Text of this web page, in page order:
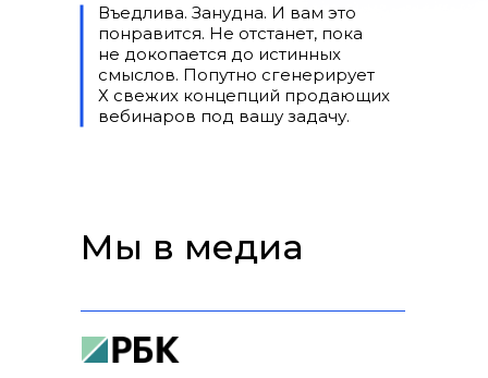
Въедлива. Занудна. И вам это
понравится. Не отстанет, пока
не докопается до истинных
смыслов. Попутно сгенерирует
Х свежих концепций продающих
вебинаров под вашу задачу.
Мы в медиа